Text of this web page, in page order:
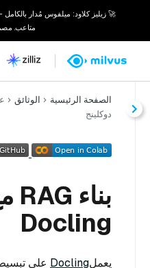
متاعب.
الصفحة الرئيسية الوثائق
دوكلينج
Docling
يعملDocling على